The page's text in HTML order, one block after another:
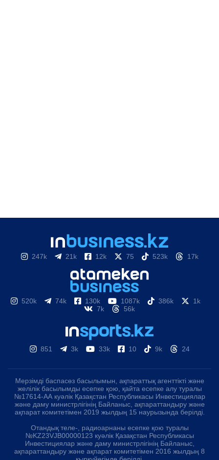
247k 21k 12k 75 523k 17k
520k 74k 130k 1087k 386k
1k
7k
56k
851 3k 33k 10 9k 24
Мерзімді баспасөз басылымын, ақпараттық агенттікті және
желілік басылымды есепке қою, қайта есепке алу туралы
№17614-АА куәлік Қазақстан Республикасы Инвестициялар
және даму министрлігінің Байланыс, ақпараттандыру және
ақпарат комитетімен 2019 жылдың 15 наурызында берілді.
Отандық теле-, радиоарнаны есепке қою туралы
№KZ23VJB00000123 куәлік Қазақстан Республикасы
Инвестициялар және даму министрлігінің Байланыс,
ақпараттандыру және ақпарат комитетімен 2016 жылдың 8